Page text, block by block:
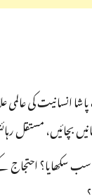
انسانیت کی
بچائیں، مستقل
سکھایا؟ احتجاج